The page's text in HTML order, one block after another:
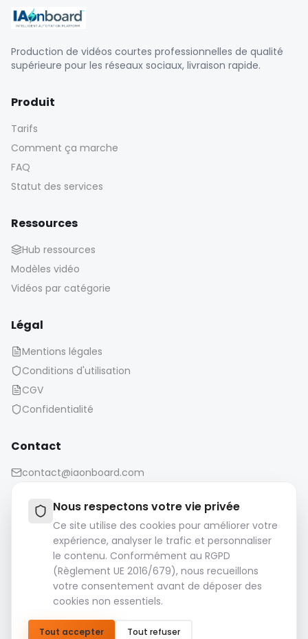
Nous respectons votre vie privée
Ce site utilise des cookies pour améliorer votre
expérience, analyser le trafic et personnaliser
le contenu. Conformément au RGPD
(Règlement UE 2016/679), nous recueillons
votre consentement avant de déposer des
cookies non essentiels.
Tout accepter Tout refuser
Production de vidéos courtes professionnelles de qualité
supérieure pour les réseaux sociaux, livraison rapide.
Produit
Tarifs
Comment ça marche
FAQ
Statut des services
Ressources
Hub ressources
Modèles vidéo
Vidéos par catégorie
Légal
Mentions légales
Conditions d'utilisation
CGV
Confidentialité
Contact
contact@iaonboard.com
Politique de conservation :
Les fichiers multimédias (images, vidéos, fichiers audio,
etc.) sont conservés pendant 14 jours.
importants.